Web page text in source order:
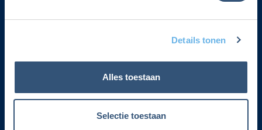
Details tonen
Alles toestaan
Selectie toestaan
Voorwaarden lidmaatschap